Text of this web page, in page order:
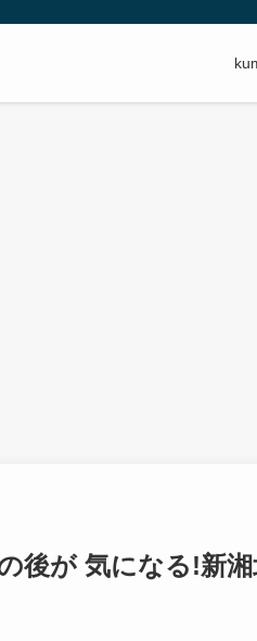
後が 気になる!新